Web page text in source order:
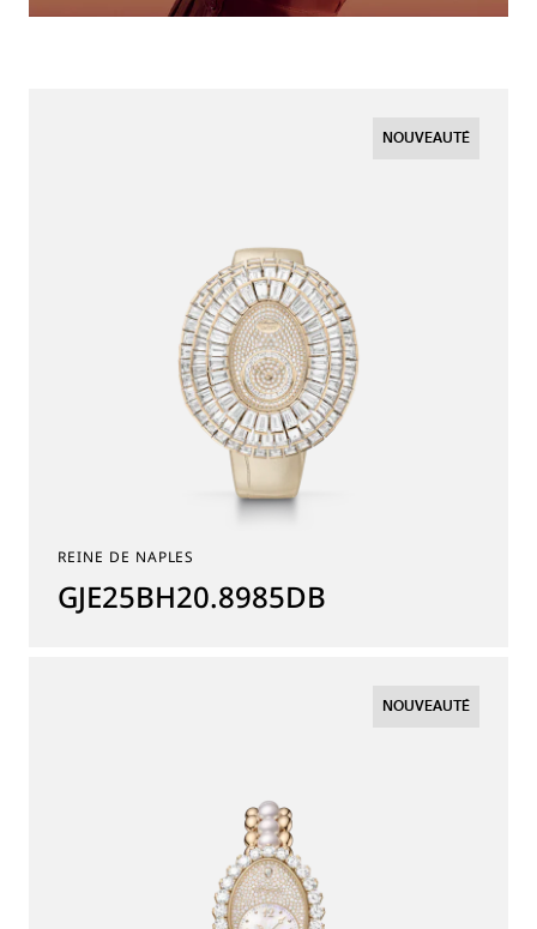
REINE DE NAPLES
GJE25BH20.8985DB
NOUVEAUTÉ
NOUVEAUTÉ